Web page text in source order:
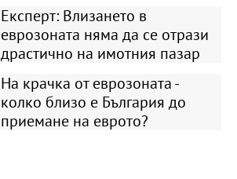
Експерт: Влизането в
еврозоната няма да се отрази
драстично на имотния пазар
На крачка от еврозоната -
колко близо е България до
приемане на еврото?